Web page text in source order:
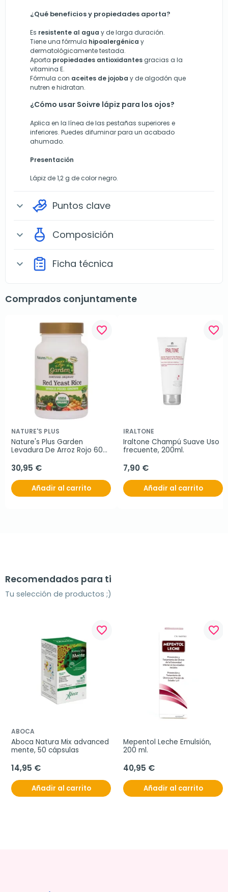
¿Qué beneficios y propiedades aporta?
Es resistente al agua y de larga duración.
Tiene una fórmula hipoalergénica y
dermatológicamente testada.
Aporta propiedades antioxidantes gracias a la
vitamina E.
Fórmula con aceites de jojoba y de algodón que
nutren e hidratan.
¿Cómo usar Soivre lápiz para los ojos?
Aplica en la línea de las pestañas superiores e
inferiores. Puedes difuminar para un acabado
ahumado.
Presentación
Lápiz de 1,2 g de color negro.
expand_more Puntos clave
expand_more Composición
expand_more Ficha técnica
Comprados conjuntamente
favorite_border
NATURE'S PLUS
Nature's Plus Garden
Levadura De Arroz Rojo 600
30,95 €
Añadir al carrito
favorite_border
IRALTONE
Iraltone Champú Suave Uso
frecuente, 200ml.
7,90 €
Añadir al carrito
Recomendados para ti
Tu selección de productos ;)
favorite_border
ABOCA
Aboca Natura Mix advanced
mente, 50 cápsulas
14,95 €
Añadir al carrito
favorite_border
Mepentol Leche Emulsión,
200 ml.
40,95 €
Añadir al carrito